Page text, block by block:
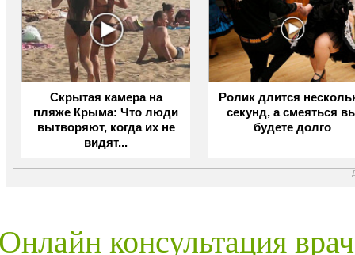
Скрытая камера на
пляже Крыма: Что люди
вытворяют, когда их не
видят...
Ролик длится
секунд, а смеяться
будете долго
консультация